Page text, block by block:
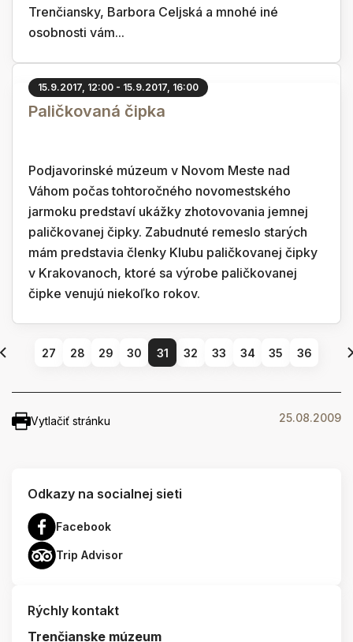
Trenčiansky, Barbora Celjská a mnohé iné
osobnosti vám...
15.9.2017, 12:00 - 15.9.2017, 16:00
Paličkovaná čipka
Podjavorinské múzeum v Novom Meste nad
Váhom počas tohtoročného novomestského
jarmoku predstaví ukážky zhotovovania jemnej
paličkovanej čipky. Zabudnuté remeslo starých
mám predstavia členky Klubu paličkovanej čipky
v Krakovanoch, ktoré sa výrobe paličkovanej
čipke venujú niekoľko rokov.
27 28 29 30 31 32 33 34 35 36
Vytlačiť stránku 25.08.2009
Odkazy na socialnej sieti
Facebook
Trip Advisor
Rýchly kontakt
Trenčianske múzeum